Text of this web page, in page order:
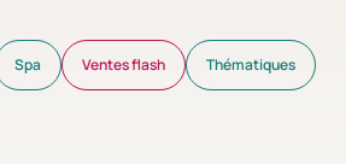
Spa Ventes flash Thématiques